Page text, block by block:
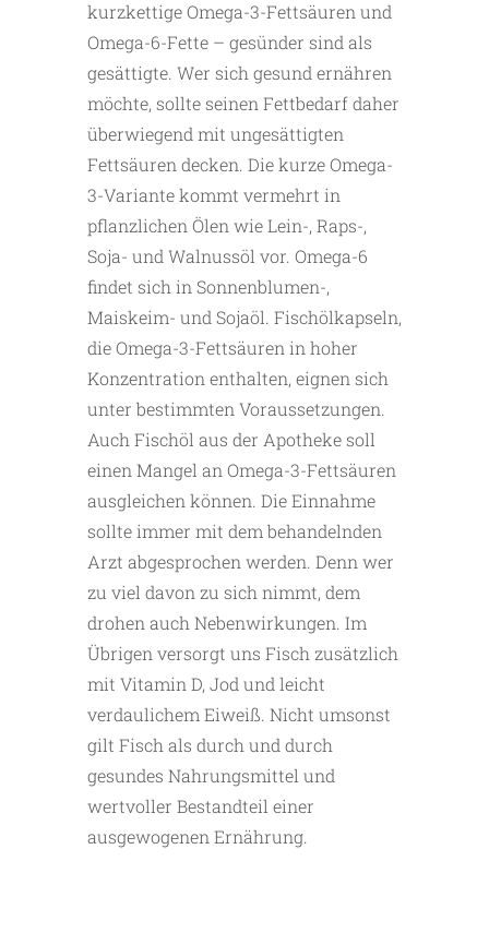
kurzkettige Omega-3-Fettsäuren und
Omega-6-Fette – gesünder sind als
gesättigte. Wer sich gesund ernähren
möchte, sollte seinen Fettbedarf daher
überwiegend mit ungesättigten
Fettsäuren decken. Die kurze Omega-
3-Variante kommt vermehrt in
pflanzlichen Ölen wie Lein-, Raps-,
Soja- und Walnussöl vor. Omega-6
findet sich in Sonnenblumen-,
Maiskeim- und Sojaöl. Fischölkapseln,
die Omega-3-Fettsäuren in hoher
Konzentration enthalten, eignen sich
unter bestimmten Voraussetzungen.
Auch Fischöl aus der Apotheke soll
einen Mangel an Omega-3-Fettsäuren
ausgleichen können. Die Einnahme
sollte immer mit dem behandelnden
Arzt abgesprochen werden. Denn wer
zu viel davon zu sich nimmt, dem
drohen auch Nebenwirkungen. Im
Übrigen versorgt uns Fisch zusätzlich
mit Vitamin D, Jod und leicht
verdaulichem Eiweiß. Nicht umsonst
gilt Fisch als durch und durch
gesundes Nahrungsmittel und
wertvoller Bestandteil einer
ausgewogenen Ernährung.